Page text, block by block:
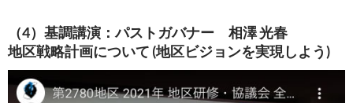
（4）基調講演：パストガバナー 相澤 光春
地区戦略計画について (地区ビジョンを実現しよう)